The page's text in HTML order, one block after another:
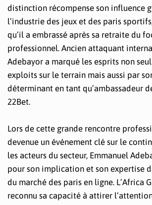
distinction récompense son influence
l’industrie des jeux et des paris
qu’il a embrassé après sa retraite du
professionnel. Ancien attaquant
Adebayor a marqué les esprits non
exploits sur le terrain mais aussi par
déterminant en tant qu’ambassadeur
22Bet.
Lors de cette grande rencontre
devenue un événement clé sur le
les acteurs du secteur, Emmanuel
pour son implication et son expertise
du marché des paris en ligne. L’Africa
reconnu sa capacité à attirer